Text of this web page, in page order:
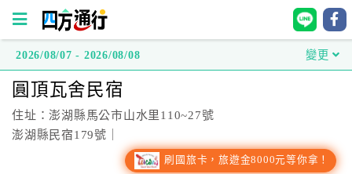
方
通
行
2026/08/07 - 2026/08/08 變更
圓頂瓦舍民宿
住址：澎湖縣馬公市山水里110~27號
澎湖縣民宿179號｜
刷國旅卡，旅遊金8000元等你拿！